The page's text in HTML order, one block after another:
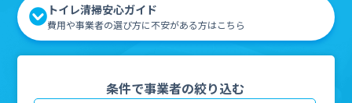
トイレ清掃安心ガイド
費用や事業者の選び方に不安がある方はこちら
条件で事業者の絞り込む